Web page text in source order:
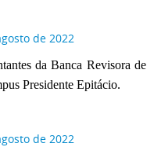
de 2022
da Banca Revisora de
Presidente Epitácio.
de 2022